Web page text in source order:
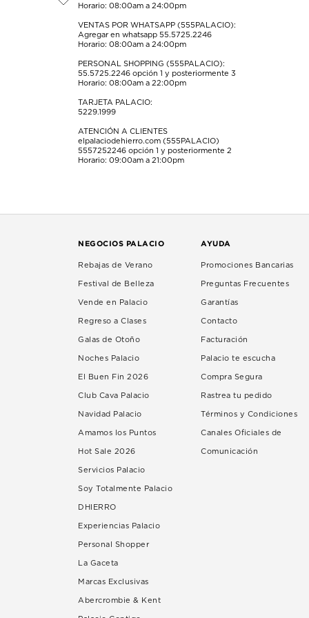
envío.
Horario: 08:00am a 24:00pm
VENTAS POR WHATSAPP (555PALACIO):
Agregar en whatsapp 55.5725.2246
Horario: 08:00am a 24:00pm
PERSONAL SHOPPING (555PALACIO):
55.5725.2246 opción 1 y posteriormente 3
Horario: 08:00am a 22:00pm
TARJETA PALACIO:
5229.1999
ATENCIÓN A CLIENTES
elpalaciodehierro.com (555PALACIO)
5557252246 opción 1 y posteriormente 2
Horario: 09:00am a 21:00pm
NEGOCIOS PALACIO
Rebajas de Verano
Festival de Belleza
Vende en Palacio
Regreso a Clases
Galas de Otoño
Noches Palacio
El Buen Fin 2026
Club Cava Palacio
Navidad Palacio
Amamos los Puntos
Hot Sale 2026
Servicios Palacio
Soy Totalmente Palacio
DHIERRO
Experiencias Palacio
Personal Shopper
La Gaceta
Marcas Exclusivas
Abercrombie & Kent
AYUDA
Promociones Bancarias
Preguntas Frecuentes
Garantías
Contacto
Facturación
Palacio te escucha
Compra Segura
Rastrea tu pedido
Términos y Condiciones
Canales Oficiales de
Comunicación